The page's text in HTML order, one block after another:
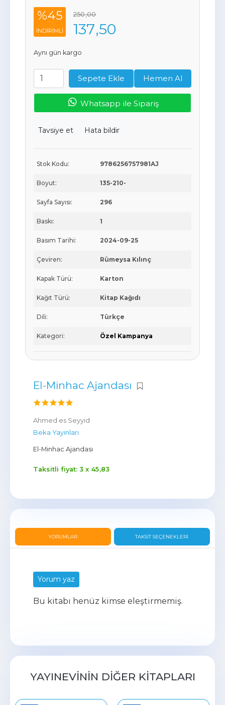
El-Minhac Ajandası
Ahmed es Seyyid
Beka Yayınları
El-Minhac Ajandası
Taksitli fiyat: 3 x 45,83
%45
INDIRIMLI
250,00
137,50
Aynı gün kargo
Sepete Ekle Hemen Al
Whatsapp ile Sipariş
Tavsiye et Hata bildir
Stok Kodu: 9786256757981AJ
Boyut: 135-210-
Sayfa Sayısı: 296
Baskı: 1
Basım Tarihi: 2024-09-25
Çeviren: Rümeysa Kılınç
Kapak Türü: Karton
Kağıt Türü: Kitap Kağıdı
Dili: Türkçe
Kategori: Özel Kampanya
YORUMLAR TAKSIT SEÇENEKLERI
Yorum yaz
Bu kitabı henüz kimse eleştirmemiş.
YAYINEVININ DIĞER KITAPLARI